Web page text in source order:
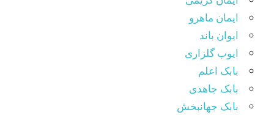
ایمان ماهرو
ایوان باند
ایوب گلزاری
بابک اعلم
بابک جاهدی
بابک جهانبخش